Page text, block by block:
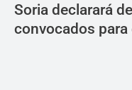
Soria declarará
convocados